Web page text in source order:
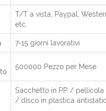
T/T a vista, Paypal,
etc.
7-15 giorni lavorativi
500000 Pezzo per Mese
Sacchetto in PP / pellicola
/ disco in plastica